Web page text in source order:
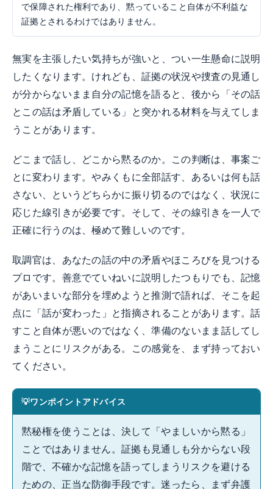
で保障された権利であり、黙っていること自体が不利益な
証拠とされるわけではありません。
無実を主張したい気持ちが強いと、つい一生懸命に説明
したくなります。けれども、証拠の状況や捜査の見通し
が分からないまま自分の記憶を語ると、後から「その話
とこの話は矛盾している」と突かれる材料を与えてしま
うことがあります。
どこまで話し、どこから黙るのか。この判断は、事案ご
とに変わります。やみくもに全部話す、あるいは何も話
さない、というどちらかに振り切るのではなく、状況に
応じた線引きが必要です。そして、その線引きを一人で
正確に行うのは、極めて難しいのです。
取調官は、あなたの話の中の矛盾やほころびを見つける
プロです。善意でていねいに説明したつもりでも、記憶
があいまいな部分を埋めようと推測で語れば、そこを起
点に「話が変わった」と指摘されることがあります。話
すこと自体が悪いのではなく、準備のないまま話してし
まうことにリスクがある。この感覚を、まず持っておい
てください。
ワンポイントアドバイス
黙秘権を使うことは、決して「やましいから黙る」
ことではありません。証拠も見通しも分からない段
階で、不確かな記憶を語ってしまうリスクを避ける
ための、正当な防御手段です。迷ったら、まず弁護